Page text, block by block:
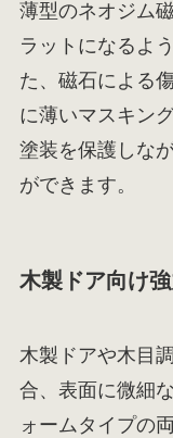
薄型のネオジム
ラットになるよ
た、磁石による
に薄いマスキン
塗装を保護しな
ができます。
木製ドア向け
木製ドアや木目
合、表面に微細
ォームタイプの